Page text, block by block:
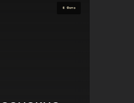
6 Фото